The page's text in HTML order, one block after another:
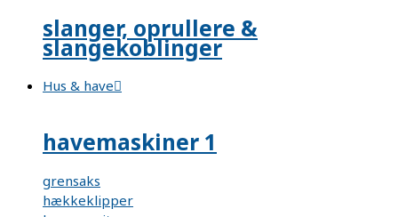
slanger, oprullere &
slangekoblinger
Hus & have
havemaskiner 1
grensaks
hækkeklipper